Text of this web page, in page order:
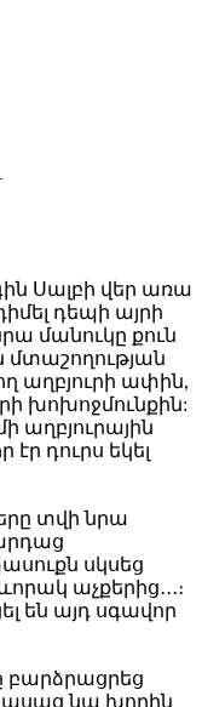
Սալբի վեր առա
դեպի այրի
մանուկը քուն
մտաշողության
աղբյուրի ափին,
խոխոջմունքին:
աղբյուրային
դուրս եկել
տվի նրա
սկսեց
աչքերից․․․։
են այդ սգավոր
բարձրացրեց
ասաց նա խորին